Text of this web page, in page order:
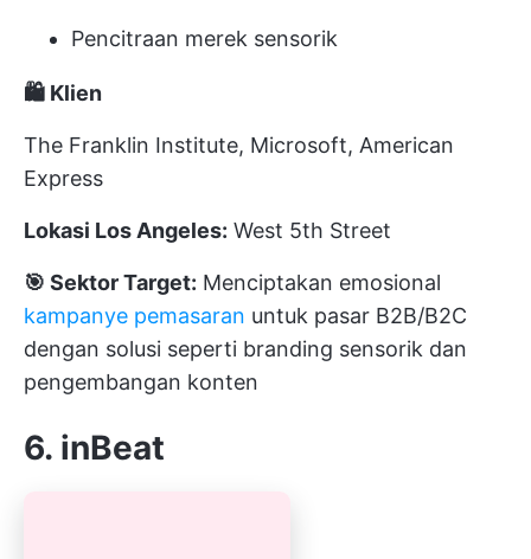
Pencitraan merek sensorik
🛍️ Klien
The Franklin Institute, Microsoft, American
Express
Lokasi Los Angeles: West 5th Street
🎯 Sektor Target: Menciptakan emosional
kampanye pemasaran untuk pasar B2B/B2C
dengan solusi seperti branding sensorik dan
pengembangan konten
6. inBeat